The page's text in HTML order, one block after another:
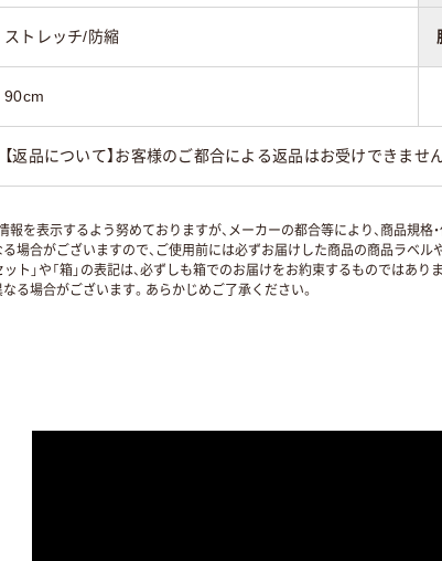
ストレッチ/防縮
90cm
【返品について】お客様のご都合による返品はお受けできません
を表示するよう努めておりますが、メーカーの都合等により、商品規格
場合がございますので、ご使用前には必ずお届けした商品の商品ラベ
ト」や「箱」の表記は、必ずしも箱でのお届けをお約束するものではありま
る場合がございます。あらかじめご了承ください。